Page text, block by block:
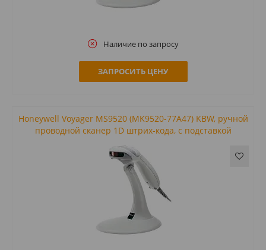
Наличие по запросу
ЗАПРОСИТЬ ЦЕНУ
Honeywell Voyager MS9520 (MK9520-77A47) KBW, ручной
проводной сканер 1D штрих-кода, с подставкой